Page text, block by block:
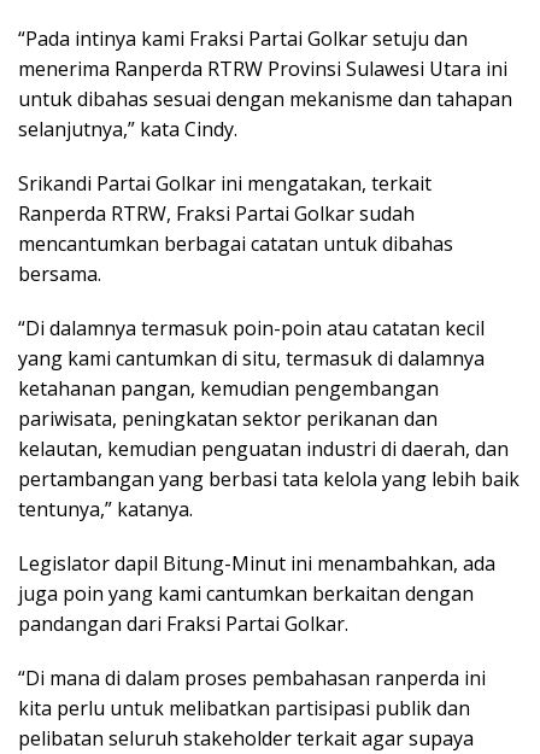
“Pada intinya kami Fraksi Partai Golkar setuju dan
menerima Ranperda RTRW Provinsi Sulawesi Utara ini
untuk dibahas sesuai dengan mekanisme dan tahapan
selanjutnya,” kata Cindy.
Srikandi Partai Golkar ini mengatakan, terkait
Ranperda RTRW, Fraksi Partai Golkar sudah
mencantumkan berbagai catatan untuk dibahas
bersama.
“Di dalamnya termasuk poin-poin atau catatan kecil
yang kami cantumkan di situ, termasuk di dalamnya
ketahanan pangan, kemudian pengembangan
pariwisata, peningkatan sektor perikanan dan
kelautan, kemudian penguatan industri di daerah, dan
pertambangan yang berbasi tata kelola yang lebih baik
tentunya,” katanya.
Legislator dapil Bitung-Minut ini menambahkan, ada
juga poin yang kami cantumkan berkaitan dengan
pandangan dari Fraksi Partai Golkar.
“Di mana di dalam proses pembahasan ranperda ini
kita perlu untuk melibatkan partisipasi publik dan
pelibatan seluruh stakeholder terkait agar supaya